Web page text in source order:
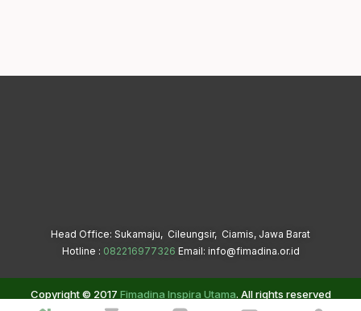
Head Office: Sukamaju, Cileungsir, Ciamis, Jawa Barat
Hotline : 082216977326 Email: info@fimadina.or.id
Copyright © 2017 Fimadina Inspira Utama. All rights reserved